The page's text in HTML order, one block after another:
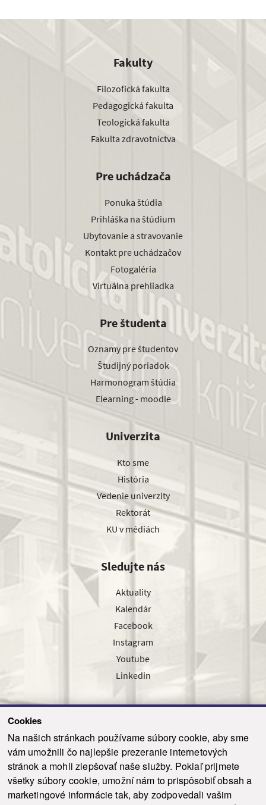
Cookies
Na našich stránkach používame súbory cookie, aby sme
vám umožnili čo najlepšie prezeranie internetových
stránok a mohli zlepšovať naše služby. Pokiaľ prijmete
všetky súbory cookie, umožní nám to prispôsobiť obsah a
marketingové informácie tak, aby zodpovedali vašim
Fakulty
Filozofická fakulta
Pedagogická fakulta
Teologická fakulta
Fakulta zdravotníctva
Pre uchádzača
Ponuka štúdia
Prihláška na štúdium
Ubytovanie a stravovanie
Kontakt pre uchádzačov
Fotogaléria
Virtuálna prehliadka
Pre študenta
Oznamy pre študentov
Študijný poriadok
Harmonogram štúdia
Elearning - moodle
Univerzita
Kto sme
História
Vedenie univerzity
Rektorát
KU v médiách
Sledujte nás
Aktuality
Kalendár
Facebook
Instagram
Youtube
Linkedin
Odoslať